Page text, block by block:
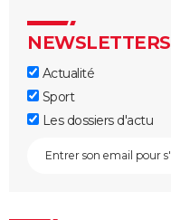
NEWSLETTERS
Actualité
Sport
Les dossiers d'actu